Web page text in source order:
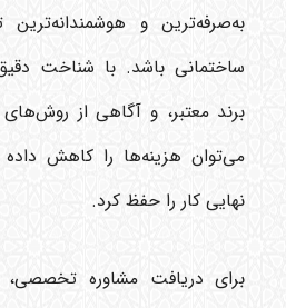
به‌صرفه‌ترین و
ساختمانی باشد. با شناخت
برند معتبر، و آگاهی از
می‌توان هزینه‌ها را کاهش
نهایی کار را حفظ کرد.
برای دریافت مشاوره تخصصی،